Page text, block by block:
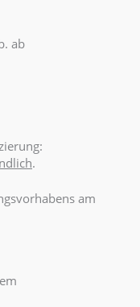
ab
.
am